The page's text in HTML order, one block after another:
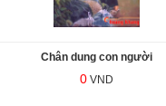
Chân dung con người
0VND